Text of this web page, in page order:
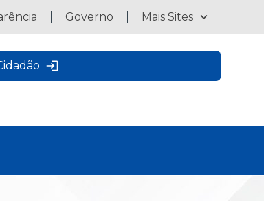
Governo Mais Sites